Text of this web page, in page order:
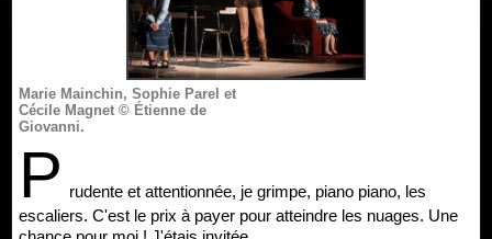
Marie Mainchin, Sophie Parel et
Cécile Magnet © Étienne de
Giovanni.
P rudente et attentionnée, je grimpe, piano piano, les
escaliers. C'est le prix à payer pour atteindre les nuages. Une